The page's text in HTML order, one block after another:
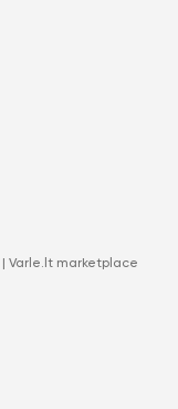
Varle.lt marketplace